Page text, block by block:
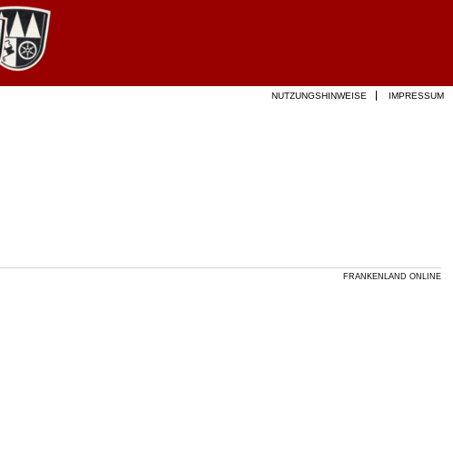
FRANKENLAND ONLINE
NUTZUNGSHINWEISE
IMPRESSUM